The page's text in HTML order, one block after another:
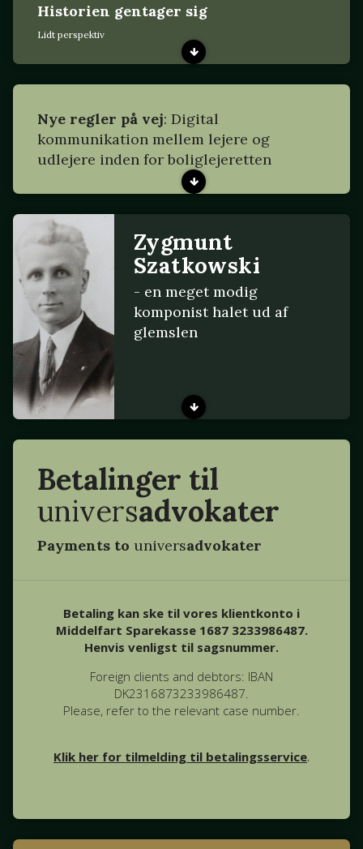
Historien gentager sig
Lidt perspektiv
Nye regler på vej: Digital
kommunikation mellem lejere og
udlejere inden for boliglejeretten
Zygmunt
Szatkowski
- en meget modig
komponist halet ud af
glemslen
Betalinger til
universadvokater
Payments to universadvokater
Betaling kan ske til vores klientkonto i
Middelfart Sparekasse 1687 3233986487.
Henvis venligst til sagsnummer.
Foreign clients and debtors: IBAN
DK2316873233986487.
Please, refer to the relevant case number.
Klik her for tilmelding til betalingsservice.